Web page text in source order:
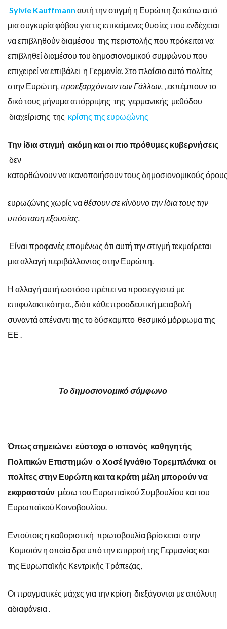
Sylvie Kauffmann αυτή την στιγμή η Ευρώπη ζει κάτω από
μια συγκυρία φόβου για τις επικείμενες θυσίες που ενδέχεται
να επιβληθούν διαμέσου της περιστολής που πρόκειται να
επιβληθεί διαμέσου του δημοσιονομικού συμφώνου που
επιχειρεί να επιβάλει η Γερμανία. Στο πλαίσιο αυτό πολίτες
στην Ευρώπη προεξαρχόντων των Γάλλων
, εκπέμπουν το
δικό τους μήνυμα απόρριψης της γερμανικής μεθόδου
διαχείρισης της κρίσης της ευρωζώνης
Την ίδια στιγμή ακόμη και οι πιο πρόθυμες κυβερνήσεις
δεν
κατορθώνουννα ικανοποιήσουντους δημοσιονομικούς
ευρωζώνης χωρίς ναθέσουν σε κίνδυνο την ίδια τους την
υπόσταση εξουσίας.
Είναι προφανές επομένως ότι αυτή την στιγμή τεκμαίρεται
μια αλλαγή περιβάλλοντος στην Ευρώπη.
Η αλλαγή αυτή ωστόσο πρέπει να προσεγγιστεί με
επιφυλακτικότητα., διότι κάθε προοδευτική μεταβολή
συναντά απέναντι της το δύσκαμπτο θεσμικό μόρφωμα της
ΕΕ .
Το δημοσιονομικό σύμφωνο
Όπως σημειώνει εύστοχα ο ισπανός καθηγητής
Πολιτικών Επιστημών ο Χοσέ Ιγνάθιο Τορεμπλάνκα οι
πολίτες στην Ευρώπη και τα κράτη μέλη μπορούν να
εκφραστούν μέσω του Ευρωπαϊκού Συμβουλίου και του
Ευρωπαϊκού Κοινοβουλίου.
Εντούτοις η καθοριστική πρωτοβουλία βρίσκεται στην
Κομισιόν η οποία δρα υπό την επιρροή της Γερμανίας και
της Ευρωπαϊκής Κεντρικής Τράπεζας,
Οι πραγματικές μάχες για την κρίση διεξάγονται με απόλυτη
αδιαφάνεια .